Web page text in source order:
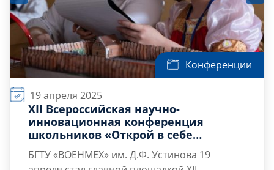
Конференции
19 апреля 2025
XII Всероссийская научно-
инновационная конференция
школьников «Открой в себе
учёного» прошла в Военмехе
БГТУ «ВОЕНМЕХ» им. Д.Ф. Устинова 19